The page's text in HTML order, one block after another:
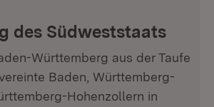
des Südweststaats
Württemberg aus der Taufe
Baden, Württemberg-
Hohenzollern in